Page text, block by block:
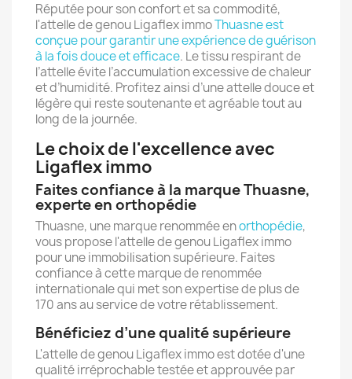
Réputée pour son confort et sa commodité,
l'attelle de genou Ligaflex immoThuasne est
conçue pour garantir une expérience de guérison
à la fois douce et efficace. Le tissu respirant de
l’attelle évite l’accumulation excessive de chaleur
et d’humidité. Profitez ainsi d’une attelle douce et
légère qui reste soutenante et agréable tout au
long de la journée.
Le choix de l'excellence avec
Ligaflex immo
Faites confiance à la marque Thuasne,
experte en orthopédie
Thuasne, une marque renommée enorthopédie,
vous propose l'attelle de genou Ligaflex immo
pour une immobilisation supérieure. Faites
confiance à cette marque de renommée
internationale qui met son expertise de plus de
170 ans au service de votre rétablissement.
Bénéficiez d’une qualité supérieure
L'attelle de genou Ligaflex immo est dotée d'une
qualité irréprochable testée et approuvée par